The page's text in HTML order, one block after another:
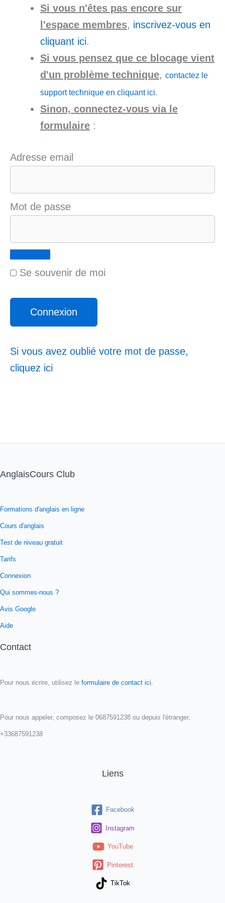
Si vous n'êtes pas encore sur
l'espace membres, inscrivez-vous en
cliquant ici.
Si vous pensez que ce blocage vient
d'un problème technique, contactez le
support technique en cliquant ici.
Sinon, connectez-vous via le
formulaire :
Adresse email
Mot de passe
Se souvenir de moi
Si vous avez oublié votre mot de passe,
cliquez ici
AnglaisCours Club
Formations d'anglais en ligne
Cours d'anglais
Test de niveau gratuit
Tarifs
Connexion
Qui sommes-nous ?
Avis Google
Aide
Contact
Pour nous écrire, utilisez le formulaire de contact ici
Pour nous appeler, composez le 0687591238 ou depuis l'étranger,
+33687591238
Liens
Facebook
Instagram
YouTube
Pinterest
TikTok